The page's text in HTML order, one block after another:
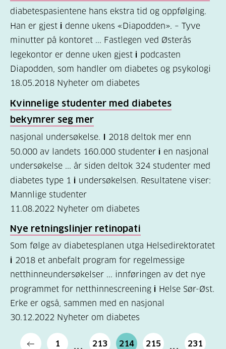
diabetespasientene hans ekstra tid og oppfølging.
Han er gjest i denne ukens «Diapodden». – Tyve
minutter på kontoret ... Fastlegen ved Østerås
legekontor er denne uken gjest i podcasten
Diapodden, som handler om diabetes og psykologi
18.05.2018 Nyheter om diabetes
Kvinnelige studenter med diabetes
bekymrer seg mer
nasjonal undersøkelse. I 2018 deltok mer enn
50.000 av landets 160.000 studenter i en nasjonal
undersøkelse ... år siden deltok 324 studenter med
diabetes type 1 i undersøkelsen. Resultatene viser:
Mannlige studenter
11.08.2022 Nyheter om diabetes
Nye retningslinjer retinopati
Som følge av diabetesplanen utga Helsedirektoratet
i 2018 et anbefalt program for regelmessige
netthinneundersøkelser ... innføringen av det nye
programmet for netthinnescreening i Helse Sør-Øst.
Erke er også, sammen med en nasjonal
30.12.2022 Nyheter om diabetes
1 213 214 215 231